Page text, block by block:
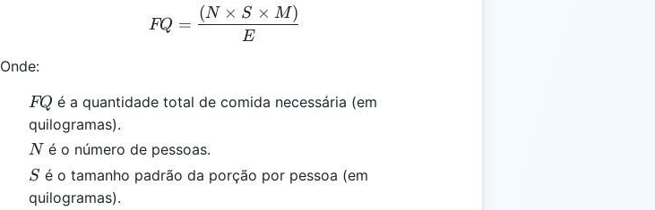
FQ = \frac{(N \times S \times M)}{E}
FQ =
E
(N × S × M)
Onde:
FQ
FQ é a quantidade total de comida necessária (em
quilogramas).
N
N é o número de pessoas.
S
S é o tamanho padrão da porção por pessoa (em
quilogramas).